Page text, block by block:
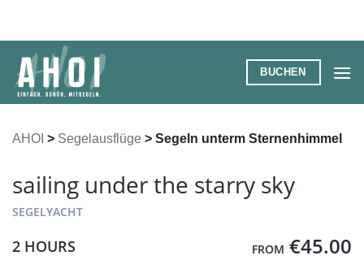
springen
BUCHEN
AHOI > Segelausflüge > Segeln unterm Sternenhimmel
sailing under the starry sky
SEGELYACHT
FROM €45.00
2 HOURS